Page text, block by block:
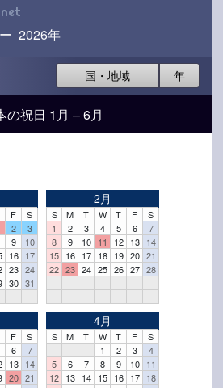
2026年
国・地域 年
の祝日 1月 – 6月
F
S
2
3
9
10
16 17
23 24
30 31
2月
S M T W T F
S
1
2 3 4 5 6
7
8
9 10 11 12 13 14
15 16 17 18 19 20 21
22 23 24 25 26 27 28
F
S
6
7
13 14
20 21
4月
S M T W T F
S
1
2 3
4
5
6 7 8 9 10 11
12 13 14 15 16 17 18